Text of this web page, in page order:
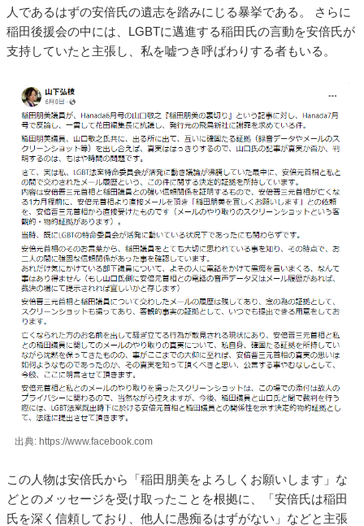
人であるはずの安倍氏の遺志を踏みにじる暴挙である。 さらに
稲田後援会の中には、LGBTに邁進する稲田氏の言動を安倍氏が
支持していたと主張し、私を嘘つき呼ばわりする者もいる。
出典: https://www.facebook.com
この人物は安倍氏から「稲田朋美をよろしくお願いします」な
どとのメッセージを受け取ったことを根拠に、「安倍氏は稲田
氏を深く信頼しており、他人に愚痴るはずがない」などと主張